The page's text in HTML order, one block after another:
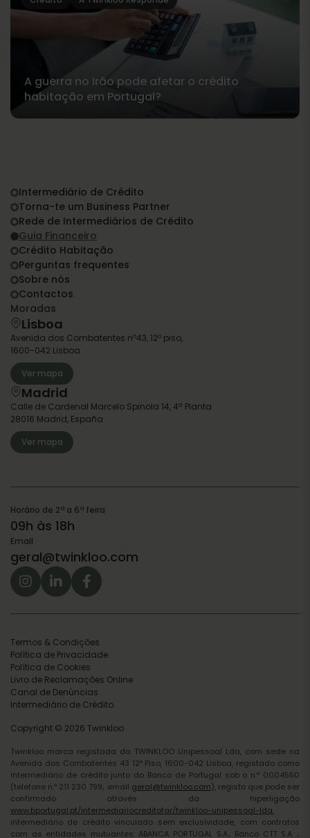
A guerra no Irão pode afetar o crédito
habitação em Portugal?
Intermediário de Crédito
Torna-te um Business Partner
Rede de Intermediários de Crédito
Guia Financeiro
Crédito Habitação
Perguntas frequentes
Sobre nós
Contactos
Moradas
Lisboa
Avenida dos Combatentes nº43, 12º piso,
1600-042 Lisboa
Ver mapa
Madrid
Calle de Cardenal Marcelo Spinola 14, 4ª Planta
28016 Madrid, España
Ver mapa
Horário de 2ª a 6ª feira
09h às 18h
Email
geral@twinkloo.com
Termos & Condições
Política de Privacidade
Política de Cookies
Livro de Reclamações Online
Canal de Denúncias
Intermediário de Crédito
Copyright © 2026 Twinkloo
Twinkloo marca registada da TWINKLOO Unipessoal Lda, com sede na
Avenida dos Combatentes 43 12º Piso, 1600-042 Lisboa, registado como
intermediário de crédito junto do Banco de Portugal sob o n.º 0004550
(telefone n.º 211 230 799; email geral@twinkloo.com), registo que pode ser
confirmado através da hiperligação
www.bportugal.pt/intermediariocreditofar/twinkloo-unipessoal-lda,
intermediário de crédito vinculado sem exclusividade, com contratos
com as entidades mutuantes: ABANCA PORTUGAL S.A.; Banco CTT S.A. ;